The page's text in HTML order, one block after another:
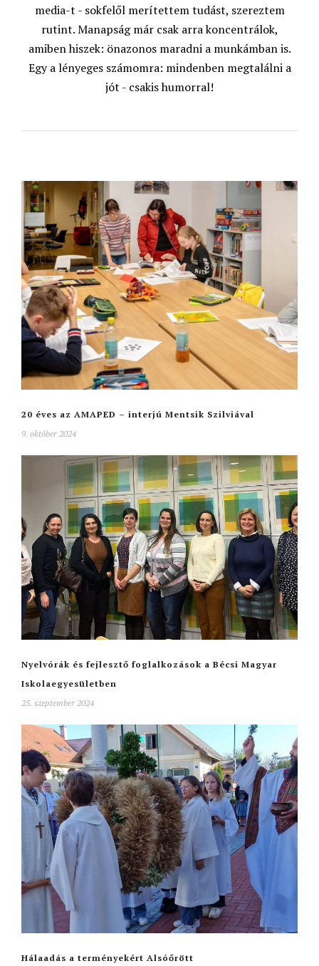
media-t - sokfelől merítettem tudást, szereztem
rutint. Manapság már csak arra koncentrálok,
amiben hiszek: önazonos maradni a munkámban is.
Egy a lényeges számomra: mindenben megtalálni a
jót - csakis humorral!
20 éves az AMAPED – interjú Mentsik Szilviával
9. október 2024
Nyelvórák és fejlesztő foglalkozások a Bécsi Magyar
Iskolaegyesületben
25. szeptember 2024
Hálaadás a terményekért Alsóőrött